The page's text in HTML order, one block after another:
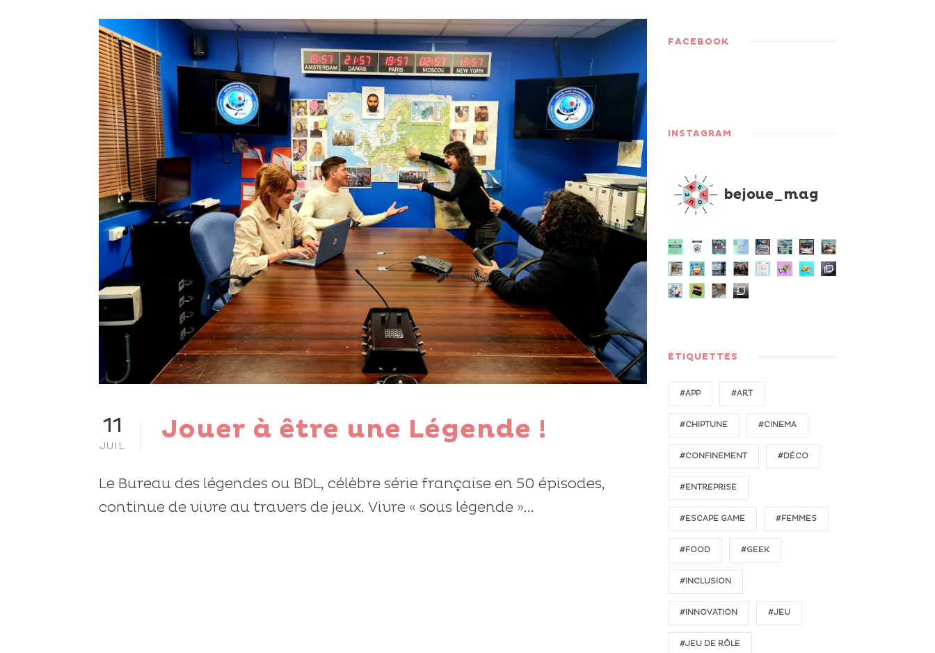
11
JUIL
Jouer à être une Légende !
Le Bureau des légendes ou BDL, célèbre série française en 50 épisodes,
continue de vivre au travers de jeux. Vivre « sous légende »...
FACEBOOK
INSTAGRAM
bejoue_mag
ÉTIQUETTES
#APP #ART
#CHIPTUNE #CINEMA
#CONFINEMENT #DÉCO
#ENTREPRISE
#ESCAPE GAME #FEMMES
#FOOD #GEEK
#INCLUSION
#INNOVATION #JEU
#JEU DE RÔLE